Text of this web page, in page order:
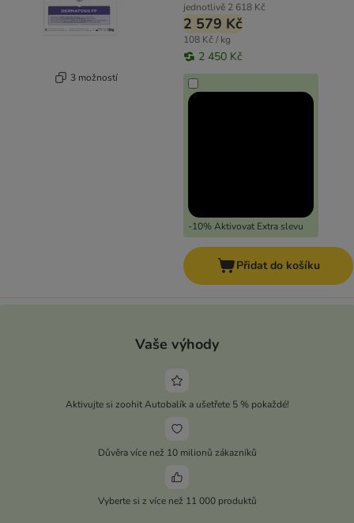
3 možností
jednotlivě 2 618 Kč
2 579 Kč
108 Kč / kg
2 450 Kč
-10% Aktivovat Extra slevu
Přidat do košíku
Vaše výhody
Aktivujte si zoohit Autobalík a ušetřete 5 % pokaždé!
Důvěra více než 10 milionů zákazníků
Vyberte si z více než 11 000 produktů